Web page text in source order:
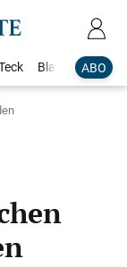
ABO
Blaulicht